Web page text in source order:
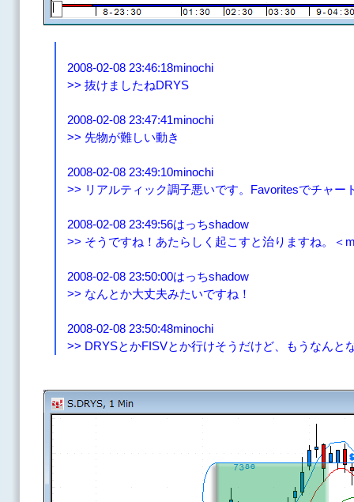
2008-02-08 23:46:18minochi
>> 抜けましたねDRYS
2008-02-08 23:47:41minochi
>> 先物が難しい動き
2008-02-08 23:49:10minochi
>> リアルティック調子悪いです。Favoritesでチャー
2008-02-08 23:49:56はっちshadow
>> そうですね！あたらしく起こすと治りますね。＜
2008-02-08 23:50:00はっちshadow
>> なんとか大丈夫みたいですね！
2008-02-08 23:50:48minochi
>> DRYSとかFISVとか行けそうだけど、もうなんと